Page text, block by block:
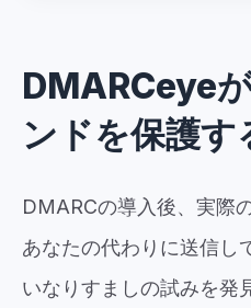
DMARCeye
ンドを保護す
DMARCの導入後、実際
あなたの代わりに送信し
いなりすましの試みを発